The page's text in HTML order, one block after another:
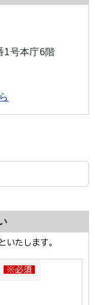
1号本庁6階